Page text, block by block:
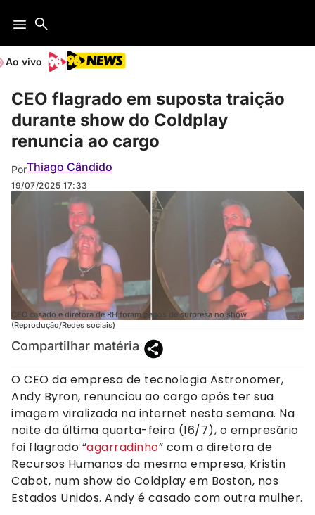
Ao vivo
CEO flagrado em suposta traição
durante show do Coldplay
renuncia ao cargo
PorThiago Cândido
19/07/2025 17:33
CEO casado e diretora de RH foram pegos de surpresa no show
(Reprodução/Redes sociais)
Compartilhar matéria
O CEO da empresa de tecnologia Astronomer,
Andy Byron, renunciou ao cargo após ter sua
imagem viralizada na internet nesta semana. Na
noite da última quarta-feira (16/7), o empresário
foi flagrado “agarradinho” com a diretora de
Recursos Humanos da mesma empresa, Kristin
Cabot, num show do Coldplay em Boston, nos
Estados Unidos. Andy é casado com outra mulher.